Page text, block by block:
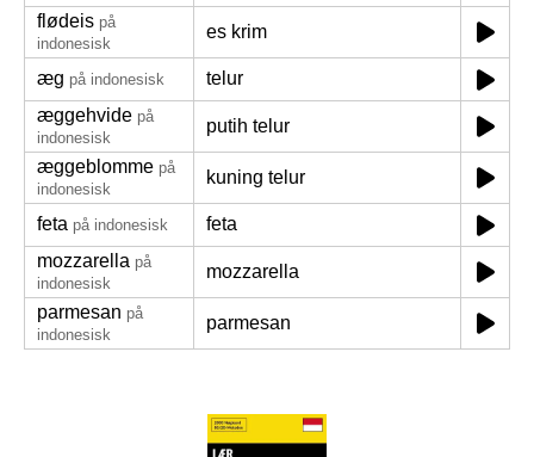
flødeis på
indonesisk
es krim
æg på indonesisk
telur
æggehvide på
indonesisk
putih telur
æggeblomme på
indonesisk
kuning telur
feta på indonesisk
feta
mozzarella på
indonesisk
mozzarella
parmesan på
indonesisk
parmesan